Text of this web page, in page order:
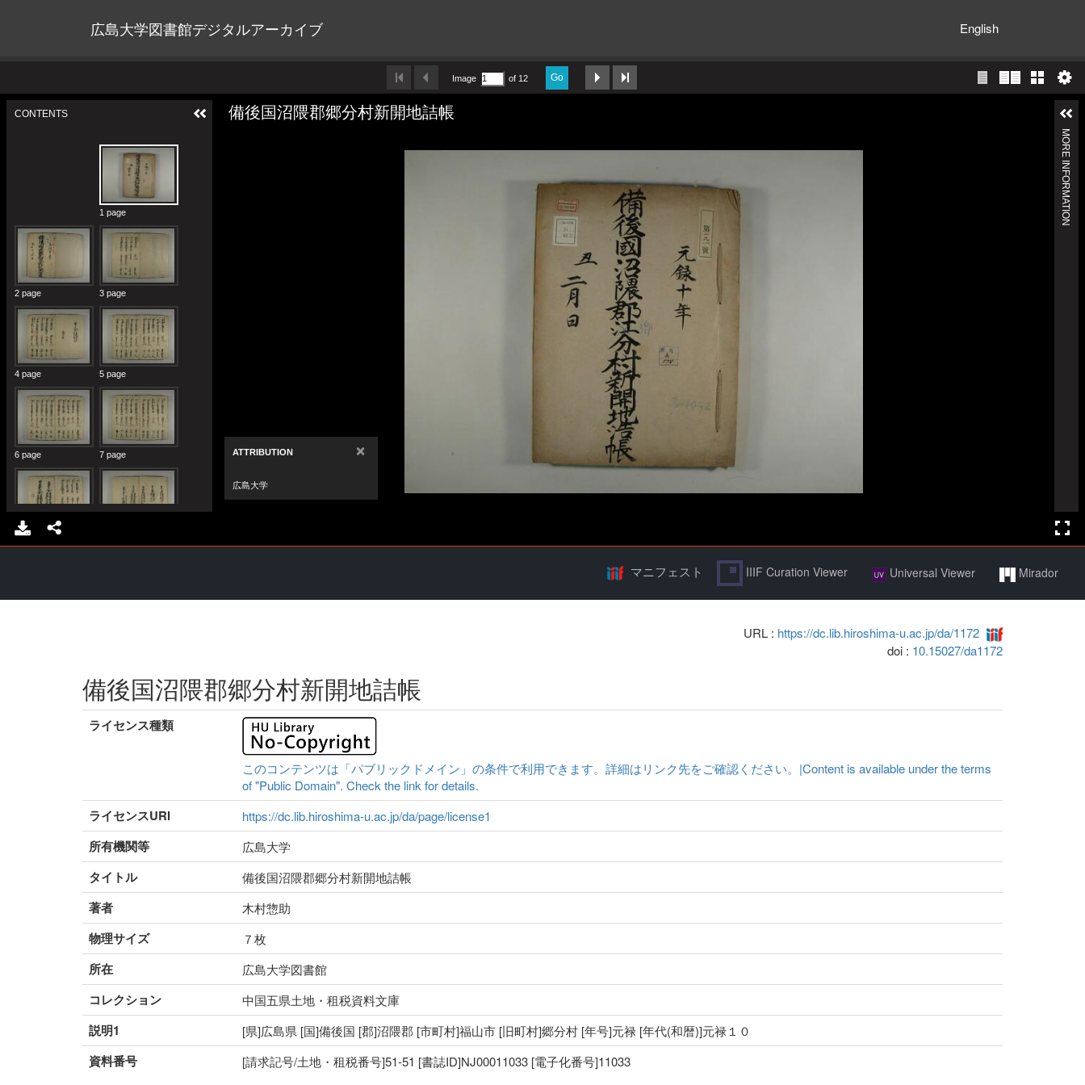
広島大学図書館デジタルアーカイブ English
マニフェスト IIIF Curation Viewer Universal Viewer Mirador
URL : https://dc.lib.hiroshima-u.ac.jp/da/1172
doi : 10.15027/da1172
備後国沼隈郡郷分村新開地詰帳
ライセンス種類
このコンテンツは「パブリックドメイン」の条件で利用できます。詳細はリンク先をご確認ください。|Content is available under the terms
of "Public Domain". Check the link for details.
ライセンスURI https://dc.lib.hiroshima-u.ac.jp/da/page/license1
所有機関等 広島大学
タイトル 備後国沼隈郡郷分村新開地詰帳
著者 木村惣助
物理サイズ ７枚
所在 広島大学図書館
コレクション 中国五県土地・租税資料文庫
説明1 [県]広島県 [国]備後国 [郡]沼隈郡 [市町村]福山市 [旧町村]郷分村 [年号]元禄 [年代(和暦)]元禄１０
資料番号 [請求記号/土地・租税番号]51-51 [書誌ID]NJ00011033 [電子化番号]11033